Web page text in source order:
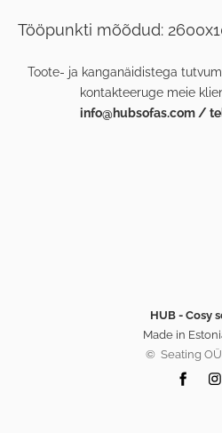
Tööpunkti mõõdud:
Toote- ja kanganäidistega
kontakteeruge meie
info@hubsofas.com /
HUB - Cosy
Made in
©️ Seating